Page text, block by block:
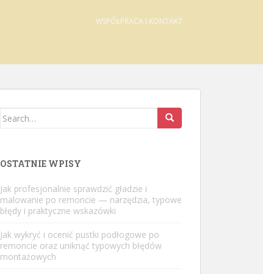
WSPÓŁPRACA I KONTAKT
Search
OSTATNIE WPISY
Jak profesjonalnie sprawdzić gładzie i
malowanie po remoncie — narzędzia, typowe
błędy i praktyczne wskazówki
Jak wykryć i ocenić pustki podłogowe po
remoncie oraz uniknąć typowych błędów
montażowych